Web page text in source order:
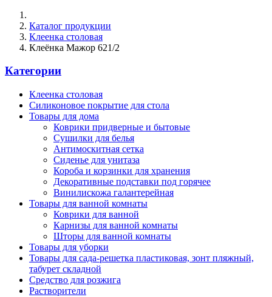
Каталог продукции
Клеенка столовая
Клеёнка Мажор 621/2
Категории
Клеенка столовая
Силиконовое покрытие для стола
Товары для дома
Коврики придверные и бытовые
Сушилки для белья
Антимоскитная сетка
Сиденье для унитаза
Короба и корзинки для хранения
Декоративные подставки под горячее
Винилискожа галантерейная
Товары для ванной комнаты
Коврики для ванной
Карнизы для ванной комнаты
Шторы для ванной комнаты
Товары для уборки
Товары для сада-решетка пластиковая, зонт пляжный,
табурет складной
Средство для розжига
Растворители